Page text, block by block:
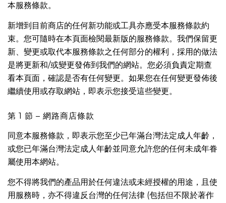
本服務條款。
新增到目前商店的任何新功能或工具亦應受本服務條款約
束。您可隨時在本頁面檢閱最新版的服務條款。我們保留更
新、變更或取代本服務條款之任何部分的權利，採用的做法
是將更新和/或變更發佈到我們的網站。您必須負責定期查
看本頁面，確認是否有任何變更。如果您在任何變更發佈後
繼續使用或存取網站，即表示您接受這些變更。
第 1 節 – 網路商店條款
同意本服務條款，即表示您至少已年滿台灣法定成人年齡，
或您已年滿台灣法定成人年齡並同意允許您的任何未成年眷
屬使用本網站。
您不得將我們的產品用於任何違法或未經授權的用途，且使
用服務時，亦不得違反台灣的任何法律 (包括但不限於著作